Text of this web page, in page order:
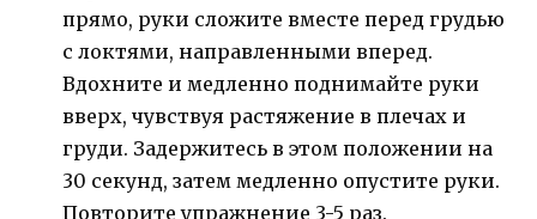
прямо, руки сложите вместе перед грудью
с локтями, направленными вперед.
Вдохните и медленно поднимайте руки
вверх, чувствуя растяжение в плечах и
груди. Задержитесь в этом положении на
30 секунд, затем медленно опустите руки.
Повторите упражнение 3-5 раз.